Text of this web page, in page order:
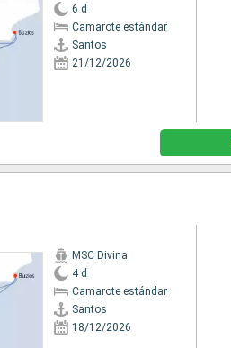
6 d
Camarote estándar
Santos
21/12/2026
MSC Divina
4 d
Camarote estándar
Santos
18/12/2026